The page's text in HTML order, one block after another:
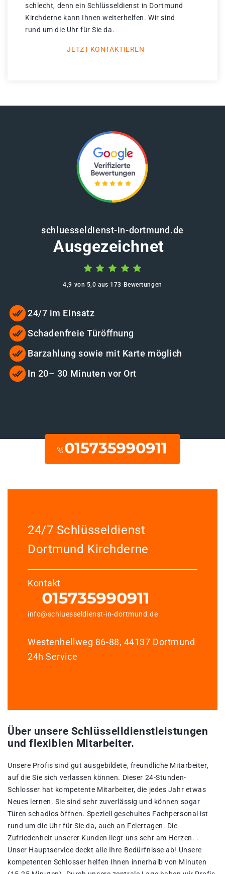
schlecht, denn ein Schlüsseldienst in Dortmund
Kirchderne kann Ihnen weiterhelfen. Wir sind
rund um die Uhr für Sie da.
JETZT KONTAKTIEREN
schluesseldienst-in-dortmund.de
Ausgezeichnet
4,9 von 5,0 aus 173 Bewertungen
24/7 im Einsatz
Schadenfreie Türöffnung
Barzahlung sowie mit Karte möglich
In 20– 30 Minuten vor Ort
24/7 Schlüsseldienst
Dortmund Kirchderne
Kontakt
info@schluesseldienst-in-dortmund.de
Westenhellweg 86-88, 44137 Dortmund
24h Service
Über unsere Schlüsselldienstleistungen
und flexiblen Mitarbeiter.
Unsere Profis sind gut ausgebildete, freundliche Mitarbeiter,
auf die Sie sich verlassen können. Dieser 24-Stunden-
Schlosser hat kompetente Mitarbeiter, die jedes Jahr etwas
Neues lernen. Sie sind sehr zuverlässig und können sogar
Türen schadlos öffnen. Speziell geschultes Fachpersonal ist
rund um die Uhr für Sie da, auch an Feiertagen. Die
Zufriedenheit unserer Kunden liegt uns sehr am Herzen. .
Unser Hauptservice deckt alle Ihre Bedürfnisse ab! Unsere
kompetenten Schlosser helfen Ihnen innerhalb von Minuten